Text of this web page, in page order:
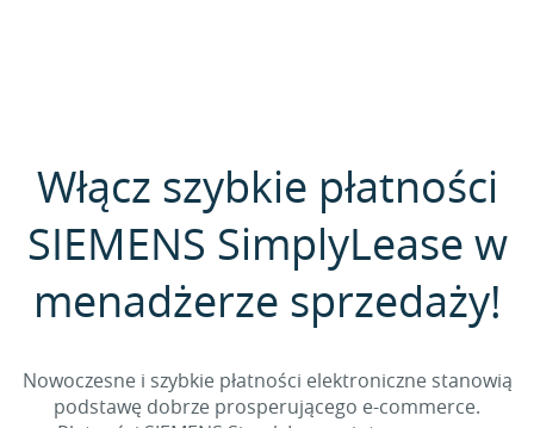
Włącz szybkie płatności
SIEMENS SimplyLease w
menadżerze sprzedaży!
Nowoczesne i szybkie płatności elektroniczne stanowią
podstawę dobrze prosperującego e-commerce.